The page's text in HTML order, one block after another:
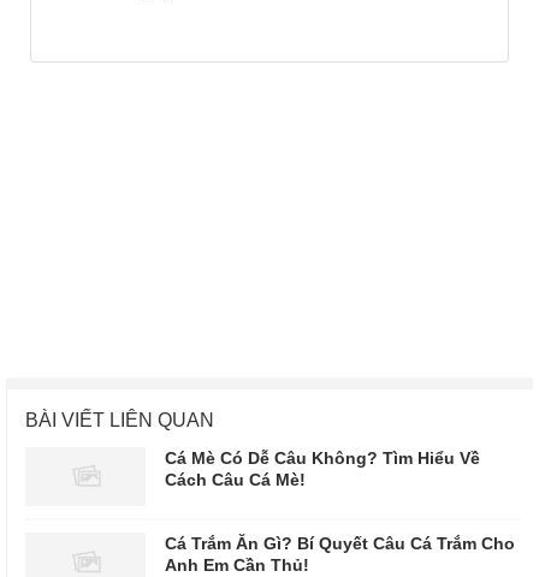
BÀI VIẾT LIÊN QUAN
Cá Mè Có Dễ Câu Không? Tìm Hiểu Về
Cách Câu Cá Mè!
Cá Trắm Ăn Gì? Bí Quyết Câu Cá Trắm Cho
Anh Em Cần Thủ!